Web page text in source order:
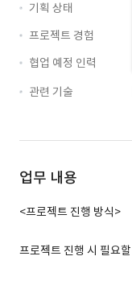
기획 상태
프로젝트 경험
협업 예정 인력
관련 기술
업무 내용
<프로젝트 진행 방식>
프로젝트 진행 시 필요